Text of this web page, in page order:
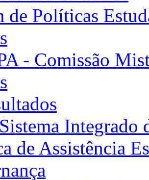
de Políticas
- Comissão
Integrado
de Assistência